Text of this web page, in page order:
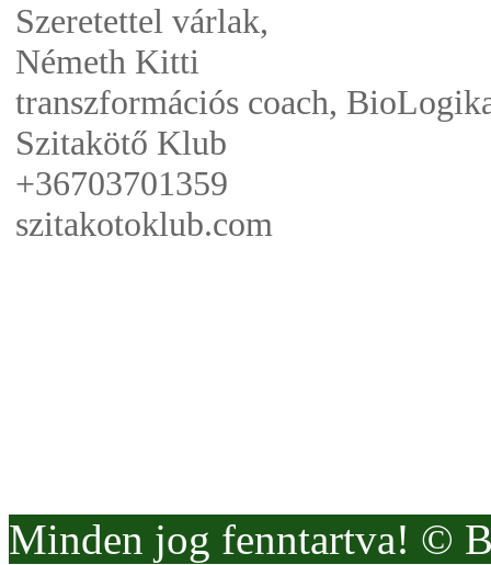
Szeretettel várlak,
Németh Kitti
transzformációs coach,
Szitakötő Klub
+36703701359
szitakotoklub.com
Minden jog fenntartva! ©